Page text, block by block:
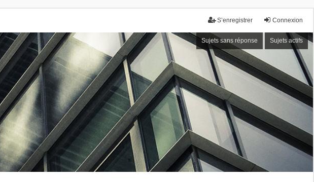
Connexion
S’enregistrer
Sujets sans réponse Sujets actifs